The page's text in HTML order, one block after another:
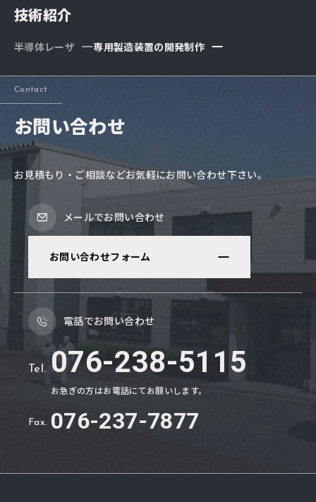
技術紹介
半導体レーザ 専用製造装置の開発制作
Contact
お問い合わせ
お見積もり・ご相談などお気軽にお問い合わせ下さい。
メールでお問い合わせ
お問い合わせフォーム
電話でお問い合わせ
Tel. 076-238-5115
お急ぎの方はお電話にてお願いします。
Fax. 076-237-7877